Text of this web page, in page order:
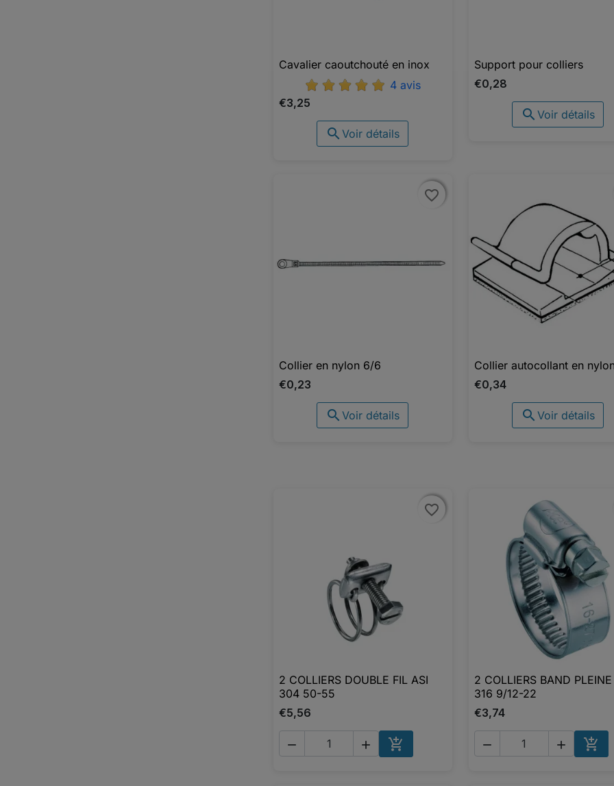
 Aperçu rapide
Cavalier caoutchouté en inox
4 avis
€3,25
Voir détails
 Aperçu rapide
Support pour colliers
€0,28
Voir détails
favorite_border
favorite_border
 Aperçu rapide
Collier en nylon 6/6
€0,23
Voir détails
 Aperçu rapide
Collier autocollant en
€0,34
Voir détails
favorite_border
favorite_border
 Aperçu rapide
2 COLLIERS DOUBLE FIL ASI
304 50-55
€5,56
  
AJOUTER AU PANIER
 Aperçu rapide
2 COLLIERS BAND
316 9/12-22
€3,74
  